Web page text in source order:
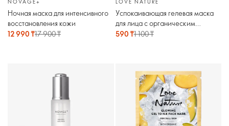
NOVAGE+
Ночная маска для интенсивного
восстановления кожи
12 990 ₸17 900 ₸
LOVE NATURE
Успокаивающая гелевая маска
для лица с органическим
экстрактом киви Love Nature
590 ₸1 100 ₸